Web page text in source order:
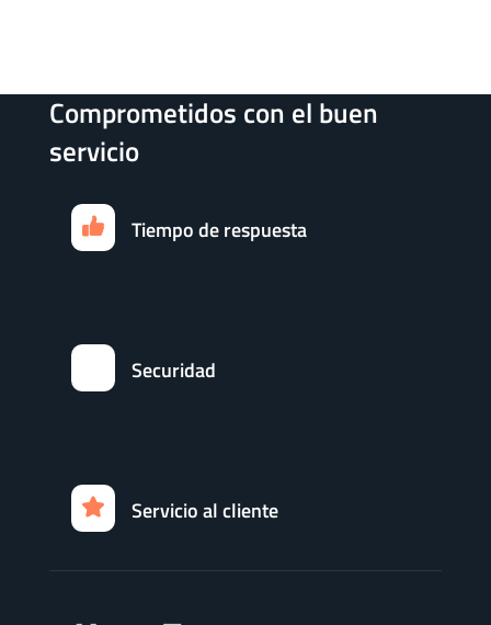
Comprometidos con el buen
servicio
Tiempo de respuesta
Securidad
Servicio al cliente